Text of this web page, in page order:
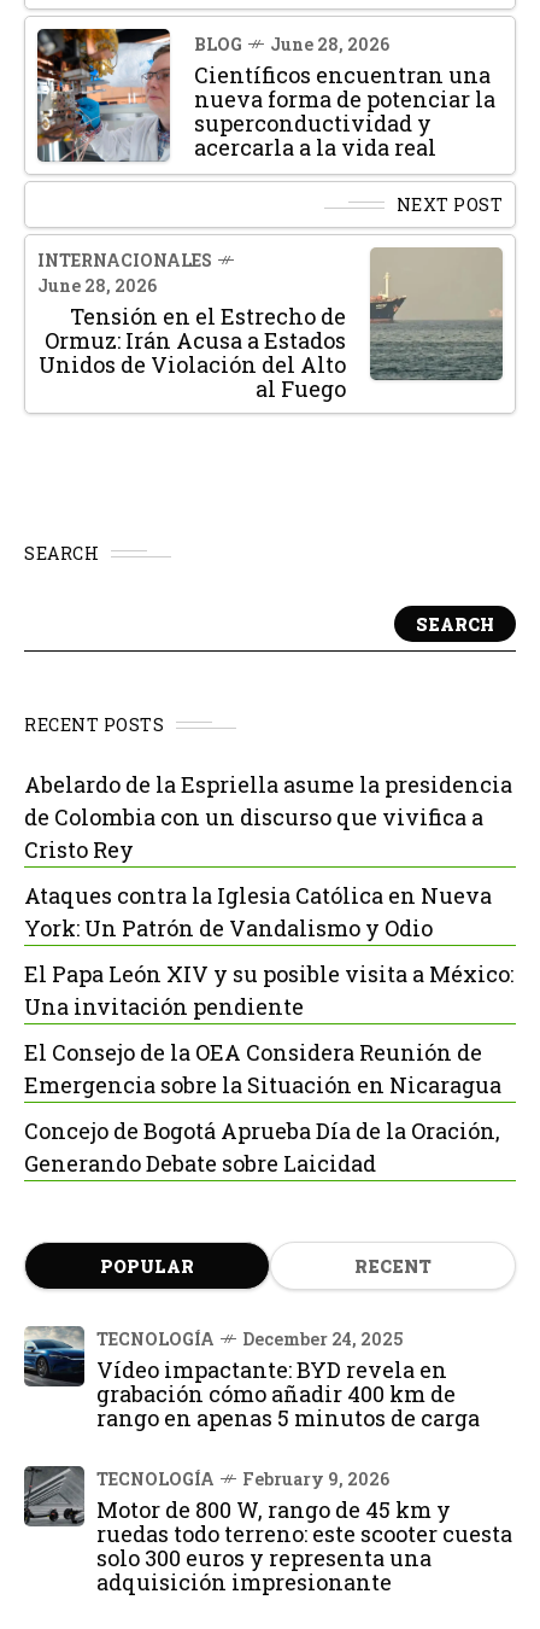
BLOG June 28, 2026
Científicos encuentran una
nueva forma de potenciar la
superconductividad y
acercarla a la vida real
NEXT POST
INTERNACIONALES
June 28, 2026
Tensión en el Estrecho de
Ormuz: Irán Acusa a Estados
Unidos de Violación del Alto
al Fuego
SEARCH
SEARCH
RECENT POSTS
Abelardo de la Espriella asume la presidencia
de Colombia con un discurso que vivifica a
Cristo Rey
Ataques contra la Iglesia Católica en Nueva
York: Un Patrón de Vandalismo y Odio
El Papa León XIV y su posible visita a México:
Una invitación pendiente
El Consejo de la OEA Considera Reunión de
Emergencia sobre la Situación en Nicaragua
Concejo de Bogotá Aprueba Día de la Oración,
Generando Debate sobre Laicidad
POPULAR RECENT
TECNOLOGÍA December 24, 2025
Vídeo impactante: BYD revela en
grabación cómo añadir 400 km de
rango en apenas 5 minutos de carga
TECNOLOGÍA February 9, 2026
Motor de 800 W, rango de 45 km y
ruedas todo terreno: este scooter cuesta
solo 300 euros y representa una
adquisición impresionante